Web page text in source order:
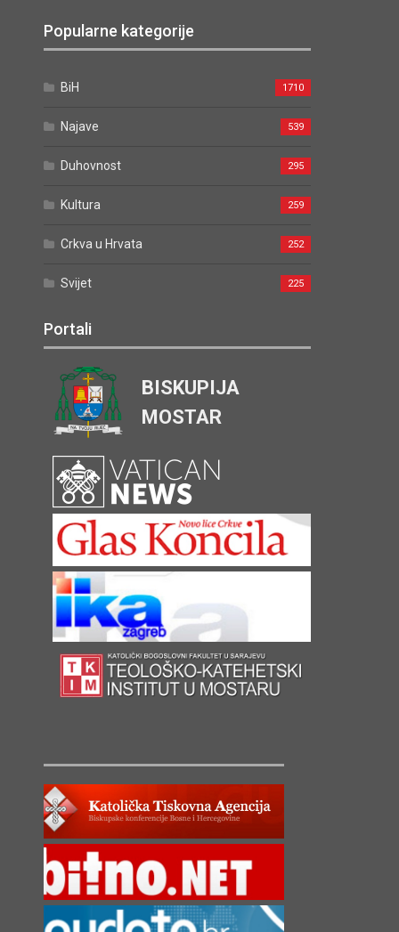
Popularne kategorije
BiH 1710
Najave 539
Duhovnost 295
Kultura 259
Crkva u Hrvata 252
Svijet 225
Portali
BISKUPIJA
MOSTAR